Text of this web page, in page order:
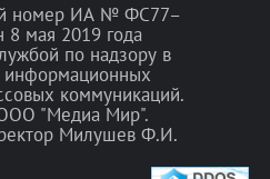
номер ИА № ФС77–
8 мая 2019 года
по надзору в
информационных
коммуникаций.
"Медиа Мир".
Милушев Ф.И.